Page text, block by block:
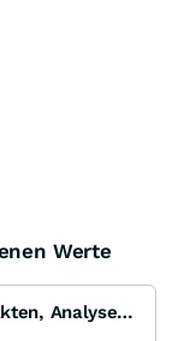
Werte
Ölpreis - Erdöl - Öl - Rohöl: Infos, Fakten, Analysen, Charts und Ausblick